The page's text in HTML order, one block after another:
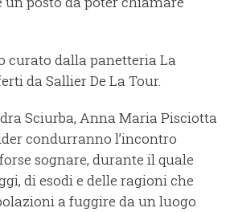
curato dalla panetteria La
da Sallier De La Tour.
Sciurba, Anna Maria Pisciotta
condurranno l’incontro
sognare, durante il quale
di esodi e delle ragioni che
a fuggire da un luogo